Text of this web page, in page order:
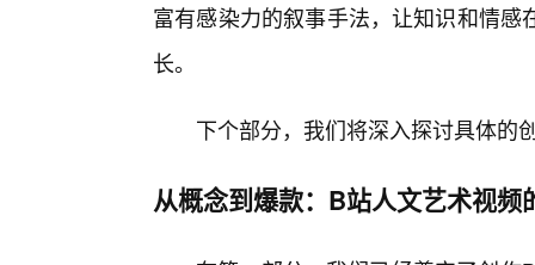
富有感染力的叙事手法，让知识和情
长。
下个部分，我们将深入探讨具体的
从概念到爆款：B站人文艺术视频